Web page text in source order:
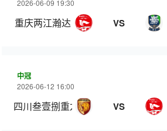
2026-06-09 19:30
重庆两江瀚达 VS
中冠
2026-06-12 16:00
四川叁壹捌重龙 VS